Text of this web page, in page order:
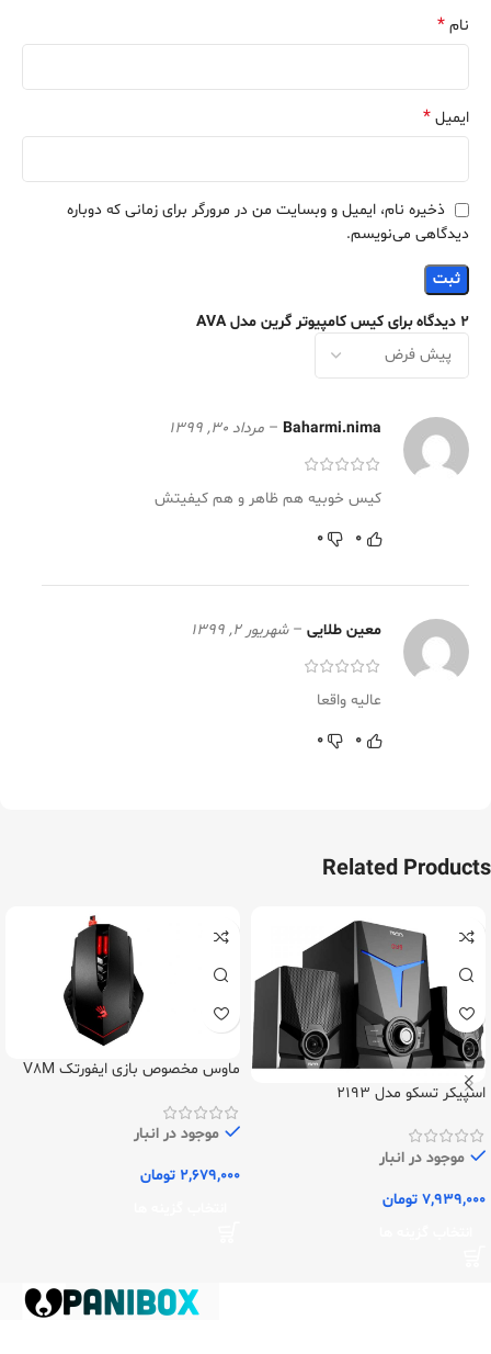
2 دیدگاه برای کیس کامپیوتر گرین مدل AVA
Baharmi.nima
– مرداد 30, 1399
کیس خوبیه هم ظاهر و هم کیفیتش
0
0
معین طلایی – شهریور 2, 1399
عالیه واقعا
0
0
نام *
ایمیل *
ذخیره نام، ایمیل و وبسایت من در مرورگر برای زمانی که دوباره
دیدگاهی می‌نویسم.
Related Products
اسپیکر تسکو مدل 2193
موجود در انبار
7,939,000 تومان
ماوس مخصوص بازی ایفورتک V8M
موجود در انبار
2,679,000 تومان